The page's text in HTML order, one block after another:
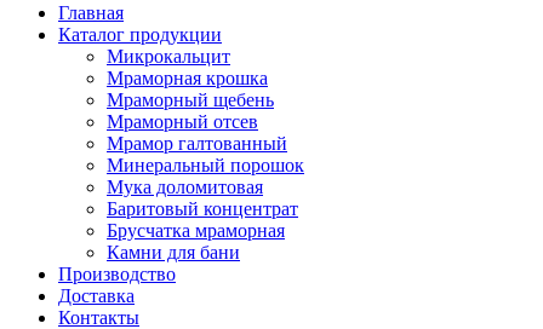
Главная
Каталог продукции
Микрокальцит
Мраморная крошка
Мраморный щебень
Мраморный отсев
Мрамор галтованный
Минеральный порошок
Мука доломитовая
Баритовый концентрат
Брусчатка мраморная
Камни для бани
Производство
Доставка
Контакты